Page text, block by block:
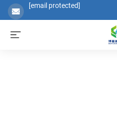
[email protected]